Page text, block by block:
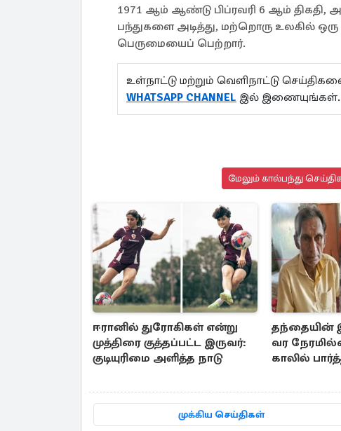
1971 ஆம் ஆண்டு பிப்ரவரி 6 ஆம்
பந்துகளை அடித்து, மற்றொரு உலகில்
பெருமையைப் பெற்றார்.
உள்நாட்டு மற்றும் வெளிநாட்டு
WHATSAPP CHANNEL இல் இணையுங்கள்.
மேலும் கால்பந்து
ஈரானில் துரோகிகள் என்று
முத்திரை குத்தப்பட்ட இருவர்:
குடியுரிமை அளித்த நாடு
தந்தையின்
வர
காலில்
முக்கிய செய்திகள்